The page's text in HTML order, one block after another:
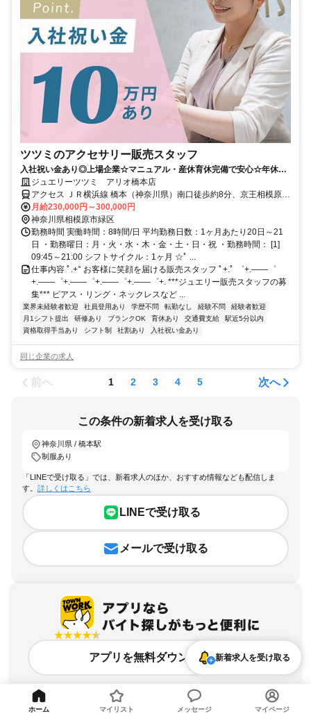
ツツミのアクセサリー販売スタッフ
入社祝い金あり◎上場企業☆マニュアル・産休育休完備で安心☆年休
119日☆残業月5.8h◎
ジュエリーツツミ アリオ橋本店
アクセス ＪＲ横浜線 橋本（神奈川県）南口徒歩約8分、京王相模原線
橋本（神奈川県）南口徒歩約8分、ＪＲ相模線 橋本（神奈川県）南口
徒歩約8分
月給230,000円～300,000円
神奈川県相模原市緑区
勤務時間 実働時間：8時間/日 平均勤務日数：1ヶ月あたり20日～21
日 ・勤務曜日：月・火・水・木・金・土・日・祝 ・勤務時間： [1]
09:45～21:00 シフトサイクル：1ヶ月 ☆ﾟ ...
仕事内容 ﾟ.+° お客様に笑顔を届ける販売スタッフ ﾟ+.ﾟ ゜+.――゜
+.――゜+.――゜+.――゜+.――゜+. ***ジュエリー販売スタッフの募
集*** ピアス・リング・ネックレスなど ...
業界未経験者歓迎 社員登用あり 学歴不問 転勤なし 経験不問
経験者歓迎
月1シフト提出
研修あり ブランクOK 育休あり 交通費支給
駅近5分以内
資格取得手当あり
シフト制 社割あり 入社祝い金あり
同じ企業の求人
前へ 1 2 3 4 5 次へ
この条件の新着求人を受け取る
神奈川県 / 橋本駅
制服あり
「LINEで受け取る」では、新着求人のほか、おすすめ情報なども配信しま
す。 詳しくはこちら
LINEで受け取る
メールで受け取る
アプリを無料ダウンロード新着求人を受け取る
ホーム マイリスト メッセージ マイページ